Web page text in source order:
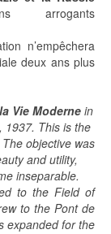
n’empêchera
deux ans plus
Vie Moderne in
1937. This is the
objective was
and utility,
inseparable.
to the Field of
to the Pont de
expanded for the